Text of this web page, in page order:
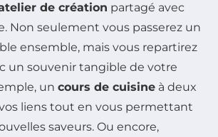
de création partagé avec
Non seulement vous passerez un
ensemble, mais vous repartirez
un souvenir tangible de votre
un cours de cuisine à deux
liens tout en vous permettant
saveurs. Ou encore,